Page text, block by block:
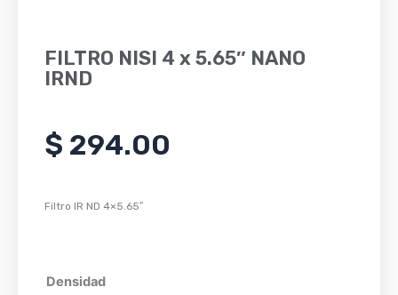
FILTRO NISI 4 x 5.65″ NANO
IRND
$ 294.00
Filtro IR ND 4×5.65″
Densidad
FILTRO